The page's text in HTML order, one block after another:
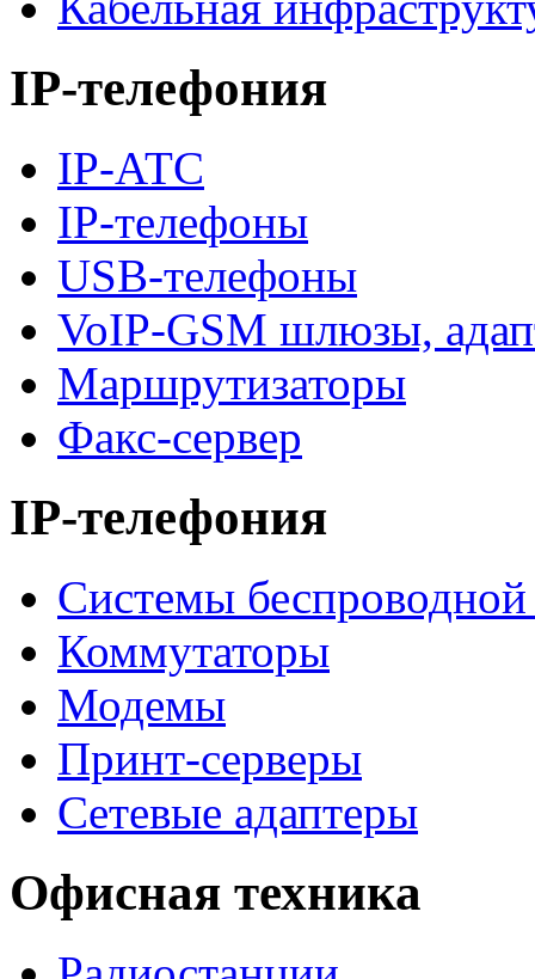
IP-телефония
IP-АТС
IP-телефоны
USB-телефоны
VoIP-GSM шлюзы,
Маршрутизаторы
Факс-сервер
IP-телефония
Системы беспроводной
Коммутаторы
Модемы
Принт-серверы
Сетевые адаптеры
Офисная техника